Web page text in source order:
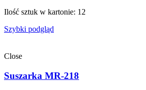
Ilość sztuk w kartonie: 12
Szybki podgląd
Close
Suszarka MR-218